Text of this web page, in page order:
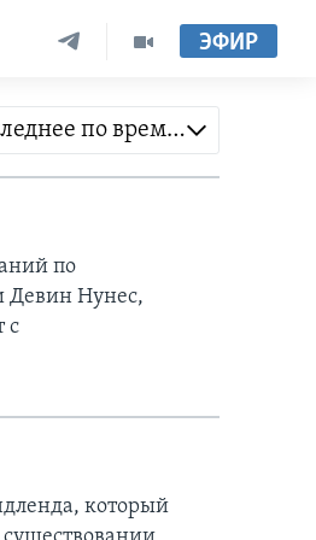
ЭФИР
Последнее по времени
по
Девин Нунес,
с
который